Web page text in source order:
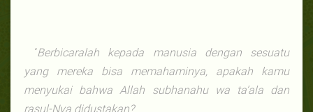
‘Berbicaralah kepada manusia dengan sesuatu
yang mereka bisa memahaminya, apakah kamu
menyukai bahwa Allah subhanahu wa ta’ala dan
rasul-Nya didustakan?